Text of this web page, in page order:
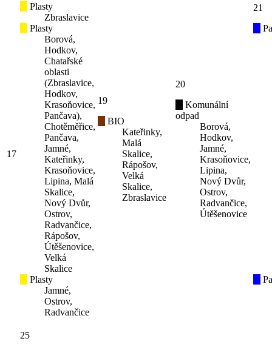
17
Plasty
Zbraslavice
Plasty
Borová,
Hodkov,
Chatařské
oblasti
(Zbraslavice,
Hodkov,
Krasoňovice,
Pančava),
Chotěměřice,
Pančava,
Jamné,
Kateřinky,
Krasoňovice,
Lipina, Malá
Skalice,
Nový Dvůr,
Ostrov,
Radvančice,
Rápošov,
Útěšenovice,
Velká
Skalice
Plasty
Jamné,
Ostrov,
Radvančice
19
BIO
Kateřinky,
Malá
Skalice,
Rápošov,
Velká
Skalice,
Zbraslavice
20
Komunální
odpad
Borová,
Hodkov,
Jamné,
Krasoňovice,
Lipina,
Nový Dvůr,
Ostrov,
Radvančice,
Útěšenovice
21
25